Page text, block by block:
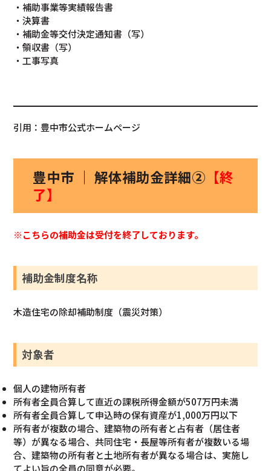
・補助事業等実績報告書
・決算書
・補助金等交付決定通知書（写）
・領収書（写）
・工事写真
引用：豊中市公式ホームページ
豊中市 ｜ 解体補助金詳細② 【終
了】
※こちらの補助金は受付を終了しております。
補助金制度名称
木造住宅の除却補助制度（震災対策）
対象者
個人の建物所有者
所有者全員合算して直近の課税所得金額が507万円未満
所有者全員合算して申込時の保有資産が1,000万円以下
所有者が複数の場合、建築物の所有者と占有者（居住者
等）が異なる場合、共同住宅・長屋等所有者が複数いる場
合、建築物の所有者と土地所有者が異なる場合は、実施し
てよい旨の全員の同意が必要。